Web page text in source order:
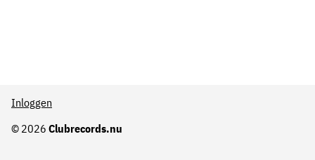
© 2026 Clubrecords.nu
Inloggen